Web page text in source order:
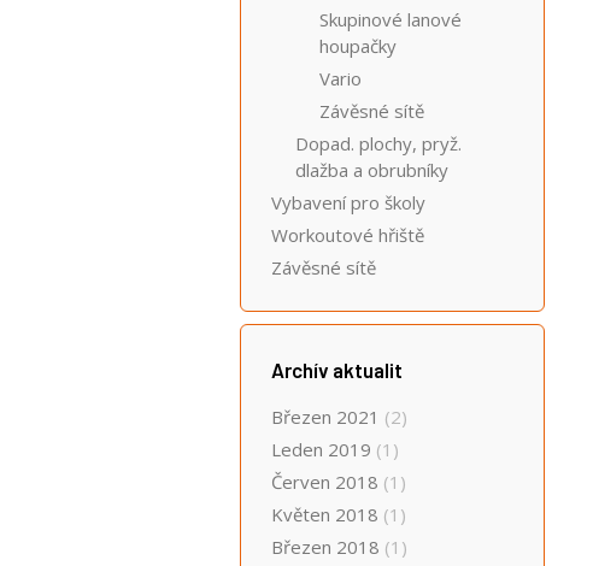
Skupinové lanové
houpačky
Vario
Závěsné sítě
Dopad. plochy, pryž.
dlažba a obrubníky
Vybavení pro školy
Workoutové hřiště
Závěsné sítě
Archív aktualit
Březen 2021 (2)
Leden 2019 (1)
Červen 2018 (1)
Květen 2018 (1)
Březen 2018 (1)